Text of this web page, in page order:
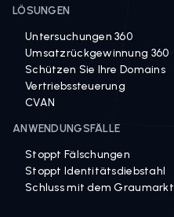
LÖSUNGEN
Untersuchungen 360
Umsatzrückgewinnung 360
Schützen Sie Ihre Domains
Vertriebssteuerung
CVAN
ANWENDUNGSFÄLLE
Stoppt Fälschungen
Stoppt Identitätsdiebstahl
Schluss mit dem Graumarkt